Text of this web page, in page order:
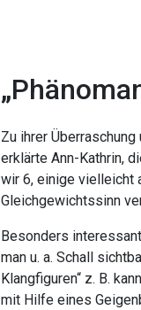
Zu ihrer
erklärte Ann-Kathrin,
wir 6, einige vielleicht
Gleichgewichtssinn
Besonders
man u. a. Schall
Klangfiguren“ z. B.
mit Hilfe eines